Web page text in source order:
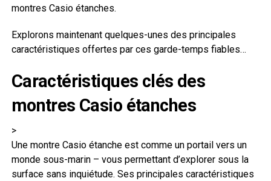
montres Casio étanches.
Explorons maintenant quelques-unes des principales
caractéristiques offertes par ces garde-temps fiables…
Caractéristiques clés des
montres Casio étanches
>
Une montre Casio étanche est comme un portail vers un
monde sous-marin – vous permettant d’explorer sous la
surface sans inquiétude. Ses principales caractéristiques